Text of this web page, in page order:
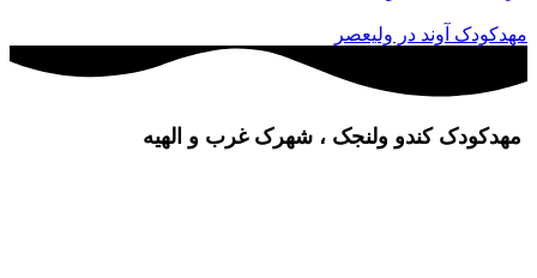
آوند در ولیعصر
کندو ولنجک ، شهرک غرب و الهیه